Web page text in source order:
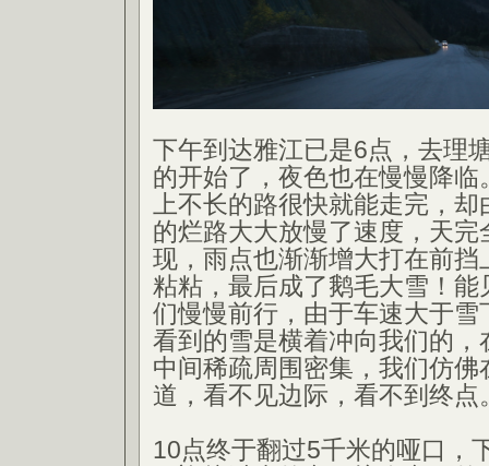
下午到达雅江已是6点，去理
的开始了，夜色也在慢慢降
上不长的路很快就能走完，
的烂路大大放慢了速度，天
现，雨点也渐渐增大打在前挡
粘粘，最后成了鹅毛大雪！
们慢慢前行，由于车速大于雪
看到的雪是横着冲向我们的，
中间稀疏周围密集，我们仿
道，看不见边际，看不到终点
10点终于翻过5千米的哑口，